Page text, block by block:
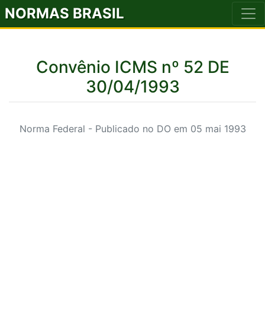
NORMAS BRASIL
Convênio ICMS nº 52 DE
30/04/1993
Norma Federal - Publicado no DO em 05 mai 1993